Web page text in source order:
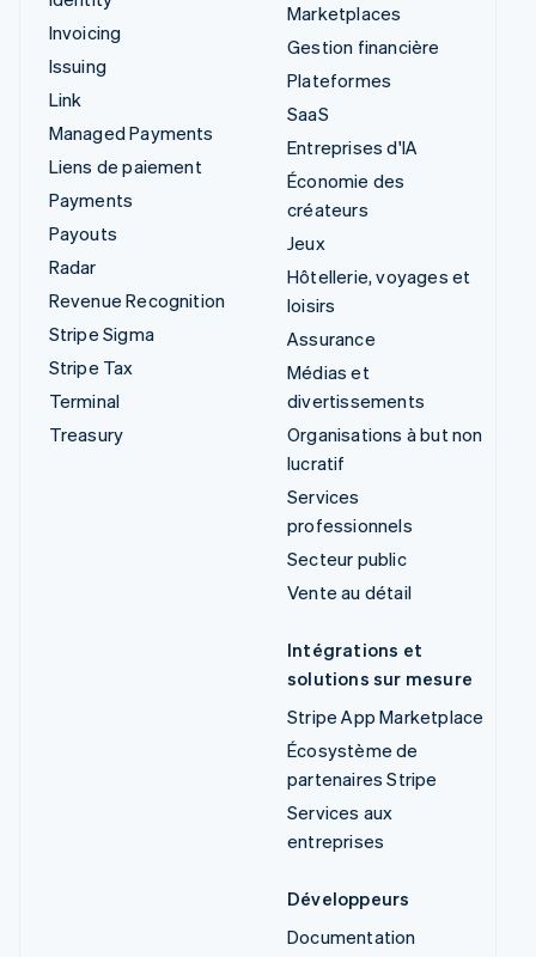
Invoicing
Issuing
Link
Managed Payments
Liens de paiement
Payments
Payouts
Radar
Revenue Recognition
Stripe Sigma
Stripe Tax
Terminal
Treasury
Marketplaces
Gestion financière
Plateformes
SaaS
Entreprises d'IA
Économie des
créateurs
Jeux
Hôtellerie, voyages et
loisirs
Assurance
Médias et
divertissements
Organisations à but non
lucratif
Services
professionnels
Secteur public
Vente au détail
Intégrations et
solutions sur mesure
Stripe App Marketplace
Écosystème de
partenaires Stripe
Services aux
entreprises
Développeurs
Documentation